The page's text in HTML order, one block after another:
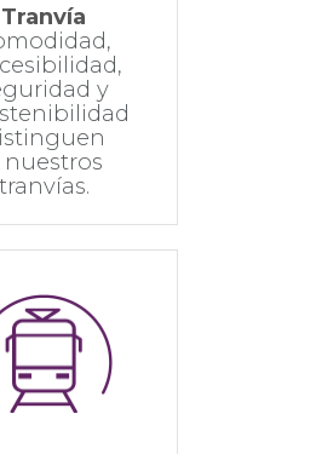
Tranvía
y
nuestros
tranvías.